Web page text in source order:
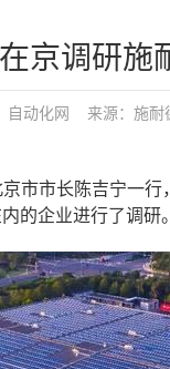
京调研施
自动化网 来源：施
市市长陈吉宁一
的企业进行了调研。